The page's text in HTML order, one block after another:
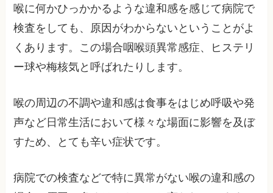
喉に何かひっかかるような違和感を感じて病院で
検査をしても、原因がわからないということがよ
くあります。この場合咽喉頭異常感症、ヒステリ
ー球や梅核気と呼ばれたりします。
喉の周辺の不調や違和感は食事をはじめ呼吸や発
声など日常生活において様々な場面に影響を及ぼ
すため、とても辛い症状です。
病院での検査などで特に異常がない喉の違和感の